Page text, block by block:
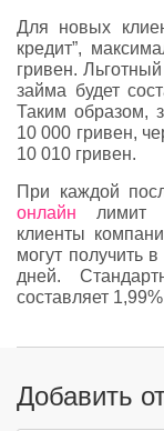
Для новых
кредит”,
гривен.
займа будет
Таким образом,
10 000 гривен,
10 010 гривен.
При каждой
онлайн лимит
клиенты
могут получить
дней.
составляет
Добавить